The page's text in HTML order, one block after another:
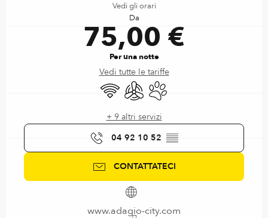
Vedi gli orari
Da
75,00 €
Per una notte
Vedi tutte le tariffe
Wi-Fi Aria condizionata
Animali ammessi
+ 9 altri servizi
04 92 10 52 ▒▒
CONTATTATECI
www.adagio-city.com